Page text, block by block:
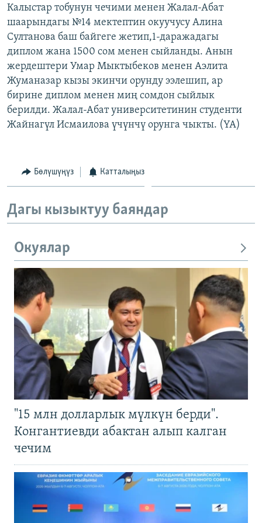
Калыстар тобунун чечими менен Жалал-Абат
шаарындагы №14 мектептин окуучусу Алина
Султанова баш байгеге жетип,1-даражадагы
диплом жана 1500 сом менен сыйланды. Анын
жердештери Умар Мыктыбеков менен Аэлита
Жуманазар кызы экинчи орунду ээлешип, ар
бирине диплом менен миң сомдон сыйлык
берилди. Жалал-Абат университетинин студенти
Жайнагүл Исмаилова үчүнчү орунга чыкты. (YA)
Бөлүшүңүз Катталыңыз
Дагы кызыктуу баяндар
Окуялар
"15 млн долларлык мүлкүн берди".
Конгантиевди абактан алып калган
чечим